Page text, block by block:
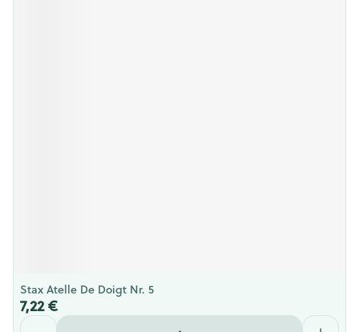
Stax Atelle De Doigt Nr. 5
7,22 €
Quantité